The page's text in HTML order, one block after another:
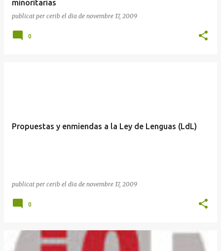
minoritarias
publicat per cerib el dia de novembre 17, 2009
0
Propuestas y enmiendas a la Ley de Lenguas (LdL)
publicat per cerib el dia de novembre 17, 2009
0